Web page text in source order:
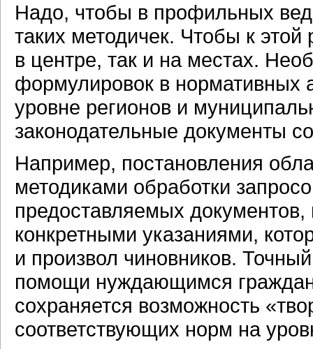
Надо, чтобы в профильных
таких методичек. Чтобы к этой
в центре, так и на местах.
формулировок в нормативных
уровне регионов и
законодательные документы
Например, постановления
методиками обработки
предоставляемых
конкретными указаниями,
и произвол чиновников.
помощи нуждающимся
сохраняется возможность
соответствующих норм на